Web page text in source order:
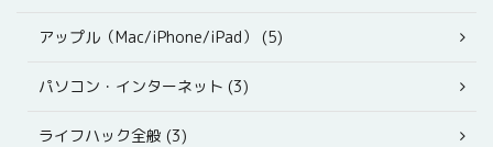
アップル（Mac/iPhone/iPad） (5)
パソコン・インターネット (3)
ライフハック全般 (3)